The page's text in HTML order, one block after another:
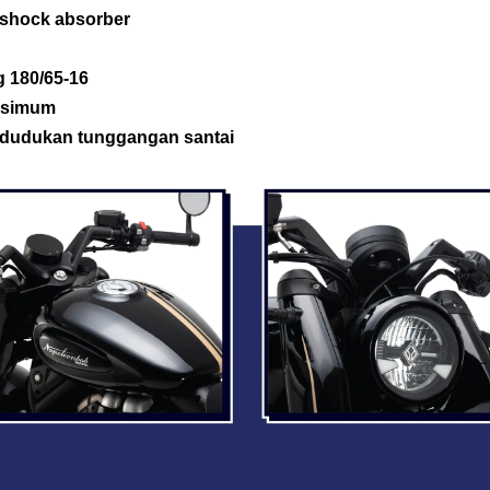
absorber
180/65-16
tunggangan santai